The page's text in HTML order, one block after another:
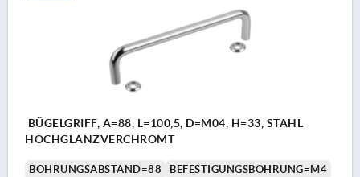
BÜGELGRIFF, A=88, L=100,5, D=M04, H=33, STAHL
HOCHGLANZVERCHROMT
BOHRUNGSABSTAND=88
BEFESTIGUNGSBOHRUNG=M4